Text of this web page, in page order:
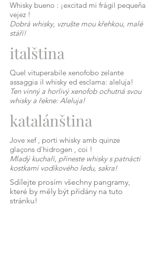
Whisky bueno : ¡excitad mi frágil pequeña
vejez !
Dobrá whisky, vzrušte mou křehkou, malé
stáří!
italština
Quel vituperabile xenofobo zelante
assaggia il whisky ed esclama: aleluja!
Ten vinný a horlivý xenofob ochutná svou
whisky a řekne: Aleluja!
katalánština
Jove xef , porti whisky amb quinze
glaçons d'hidrogen , coi !
Mladý kuchaři, přineste whisky s patnácti
kostkami vodíkového ledu, sakra!
Sdílejte prosím všechny pangramy,
které by měly být přidány na tuto
stránku!